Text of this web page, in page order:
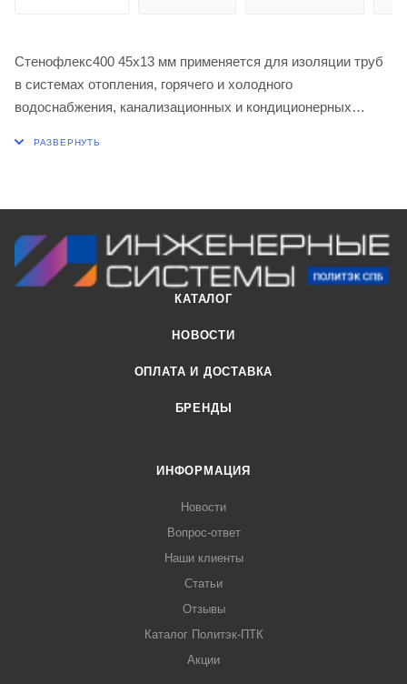
Стенофлекс400 45х13 мм применяется для изоляции труб
в системах отопления, горячего и холодного
водоснабжения, канализационных и кондиционерных
КАТАЛОГ
НОВОСТИ
ОПЛАТА И ДОСТАВКА
БРЕНДЫ
ИНФОРМАЦИЯ
Новости
Вопрос-ответ
Наши клиенты
Статьи
Отзывы
Каталог Политэк-ПТК
Акции